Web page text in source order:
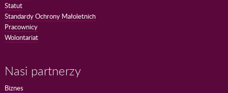
Statut
Standardy Ochrony Małoletnich
Pracownicy
Wolontariat
Nasi partnerzy
Biznes